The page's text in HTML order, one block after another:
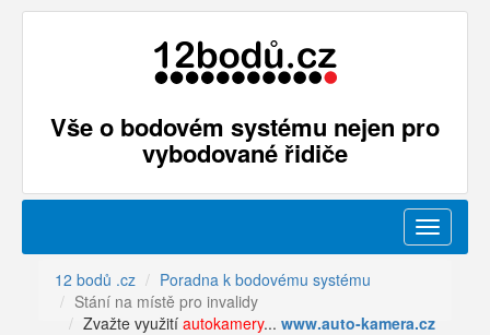
Vše o bodovém systému nejen pro
vybodované řidiče
Menu
12 bodů .cz
Poradna k bodovému systému
Stání na místě pro invalidy
Zvažte využití autokamery... www.auto-kamera.cz